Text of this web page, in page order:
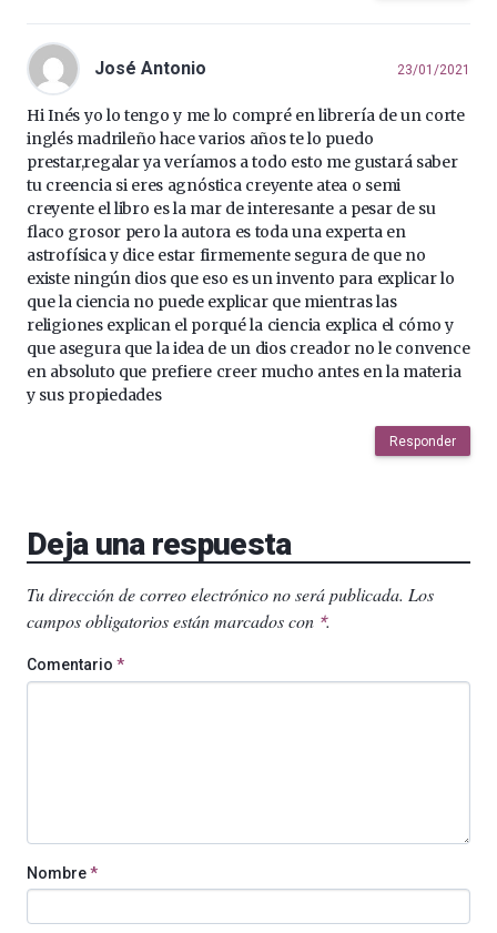
José Antonio 23/01/2021
Hi Inés yo lo tengo y me lo compré en librería de un corte
inglés madrileño hace varios años te lo puedo
prestar,regalar ya veríamos a todo esto me gustará saber
tu creencia si eres agnóstica creyente atea o semi
creyente el libro es la mar de interesante a pesar de su
flaco grosor pero la autora es toda una experta en
astrofísica y dice estar firmemente segura de que no
existe ningún dios que eso es un invento para explicar lo
que la ciencia no puede explicar que mientras las
religiones explican el porqué la ciencia explica el cómo y
que asegura que la idea de un dios creador no le convence
en absoluto que prefiere creer mucho antes en la materia
y sus propiedades
Responder
Deja una respuesta
Tu dirección de correo electrónico no será publicada. Los
campos obligatorios están marcados con *.
Comentario *
Nombre*